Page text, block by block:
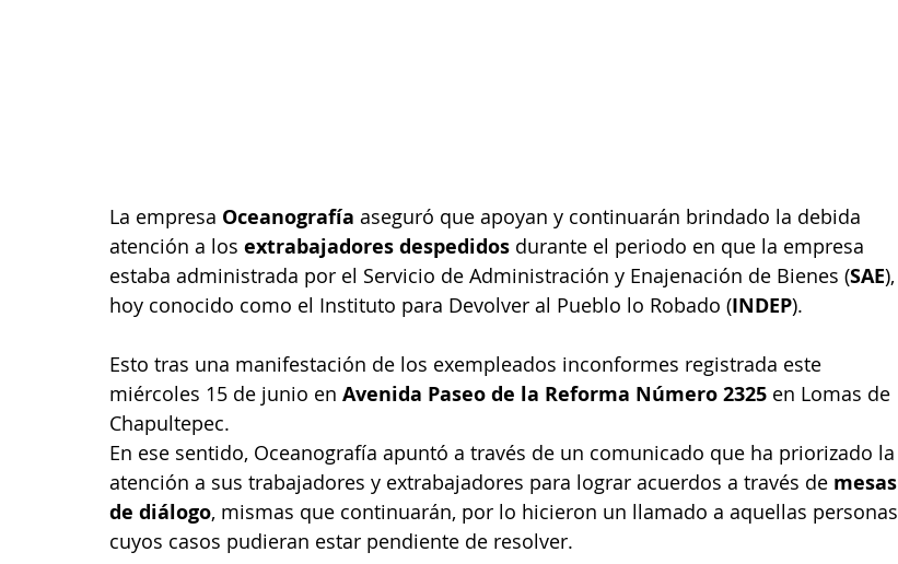
La empresa Oceanografía aseguró que apoyan y continuarán brindado la debida
atención a los extrabajadores despedidos durante el periodo en que la empresa
estaba administrada por el Servicio de Administración y Enajenación de Bienes (SAE),
hoy conocido como el Instituto para Devolver al Pueblo lo Robado (INDEP).
Esto tras una manifestación de los exempleados inconformes registrada este
miércoles 15 de junio en Avenida Paseo de la Reforma Número 2325 en Lomas de
Chapultepec.
En ese sentido, Oceanografía apuntó a través de un comunicado que ha priorizado la
atención a sus trabajadores y extrabajadores para lograr acuerdos a través de mesas
de diálogo, mismas que continuarán, por lo hicieron un llamado a aquellas personas
cuyos casos pudieran estar pendiente de resolver.